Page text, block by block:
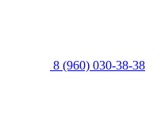
8 (960) 030-38-38